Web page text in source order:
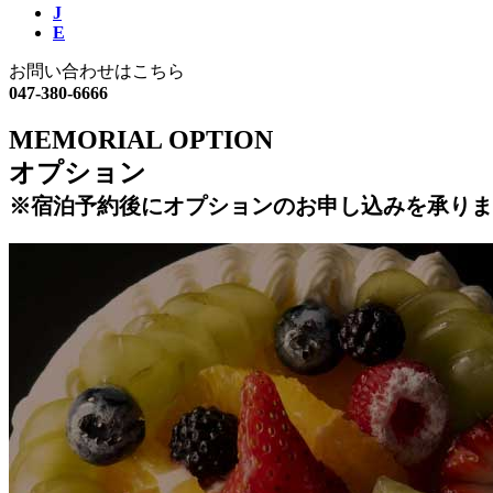
J
E
お問い合わせはこちら
047-380-6666
MEMORIAL OPTION
オプション
※宿泊予約後にオプションのお申し込みを承り